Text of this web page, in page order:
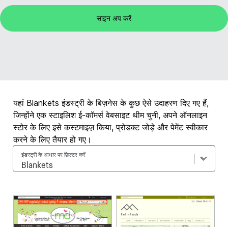
साइन अप करें
यहां Blankets इंडस्ट्री के बिज़नेस के कुछ ऐसे उदाहरण दिए गए हैं,
जिन्होंने एक स्टाइलिश ई-कॉमर्स वेबसाइट थीम चुनी, अपने ऑनलाइन
स्टोर के लिए इसे कस्टमाइज़ किया, प्रोडक्ट जोड़े और पेमेंट स्वीकार
करने के लिए तैयार हो गए।
इंडस्ट्री के आधार पर फ़िल्टर करें